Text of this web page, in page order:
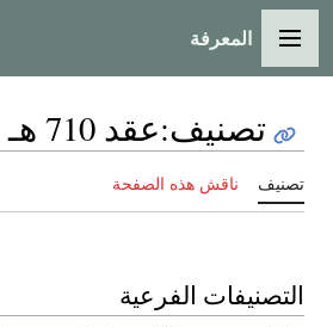
القائمة الرئيسية
المعرفة
تصنيف:عقد 710 هـ
تصنيف ناقش هذه الصفحة
التصنيفات الفرعية